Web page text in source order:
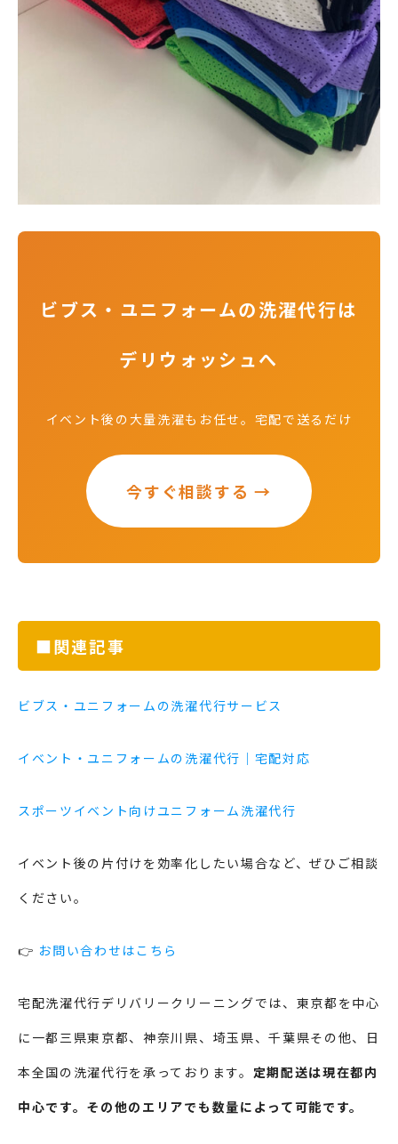
ビブス・ユニフォームの洗濯代行は
デリウォッシュへ
イベント後の大量洗濯もお任せ。宅配で送るだけ
今すぐ相談する →
■関連記事
ビブス・ユニフォームの洗濯代行サービス
イベント・ユニフォームの洗濯代行｜宅配対応
スポーツイベント向けユニフォーム洗濯代行
イベント後の片付けを効率化したい場合など、ぜひご相談
ください。
👉 お問い合わせはこちら
宅配洗濯代行デリバリークリーニングでは、東京都を中心
に一都三県東京都、神奈川県、埼玉県、千葉県その他、日
本全国の洗濯代行を承っております。 定期配送は現在都内
中心です。その他のエリアでも数量によって可能です。